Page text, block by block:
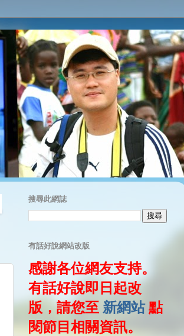
搜尋此網誌
有話好說網站改版
感謝各位網友支持。
有話好說即日起改
版，請您至 新網站點
閱節目相關資訊。